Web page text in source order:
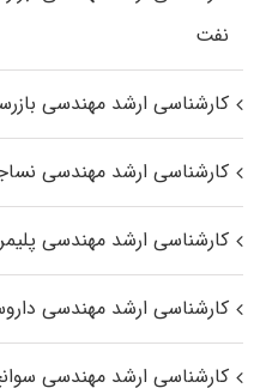
نفت
کارشناسی ارشد مهندسی
کارشناسی ارشد مهندسی
کارشناسی ارشد مهندسی
کارشناسی ارشد مهندسی
کارشناسی ارشد مهندسی